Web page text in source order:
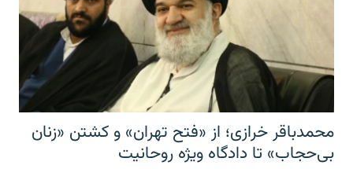
محمدباقر خرازی؛ از «فتح تهران» و کشتن «زنان
بی‌حجاب» تا دادگاه ویژه روحانیت